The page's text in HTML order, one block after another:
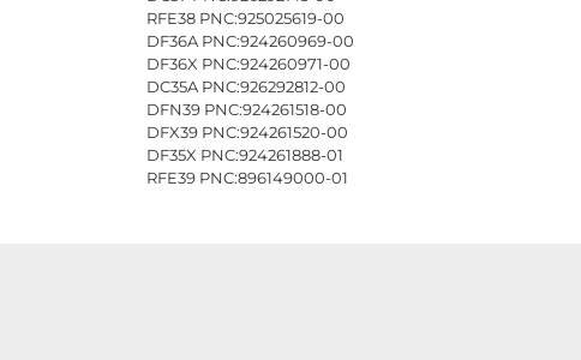
RFE38 PNC:925025619-00
DF36A PNC:924260969-00
DF36X PNC:924260971-00
DC35A PNC:926292812-00
DFN39 PNC:924261518-00
DFX39 PNC:924261520-00
DF35X PNC:924261888-01
RFE39 PNC:896149000-01